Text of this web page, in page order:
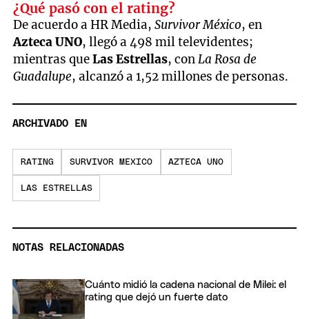
¿Qué pasó con el rating?
De acuerdo a HR Media, Survivor México, en
Azteca UNO, llegó a 498 mil televidentes;
mientras queLas Estrellas, conLa Rosa de
Guadalupe, alcanzó a 1,52 millones de personas.
ARCHIVADO EN
RATING SURVIVOR MEXICO AZTECA UNO
LAS ESTRELLAS
NOTAS RELACIONADAS
Cuánto midió la cadena nacional de Milei: el
rating que dejó un fuerte dato